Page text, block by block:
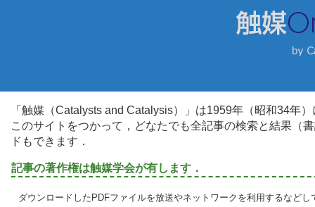
「触媒（Catalysts and Catalysis）」は1959年（昭和34年
このサイトをつかって，どなたでも全記事の検索と結果（
ドもできます．
記事の著作権は触媒学会が有します．
ダウンロードしたPDFファイルを放送やネットワークを利用するなど